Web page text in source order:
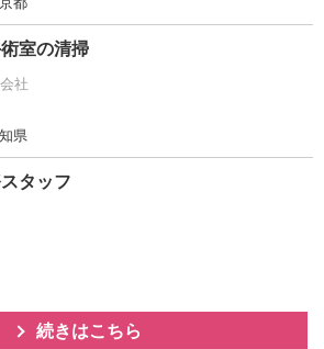
室の清掃
社
県
タッフ
続きはこちら